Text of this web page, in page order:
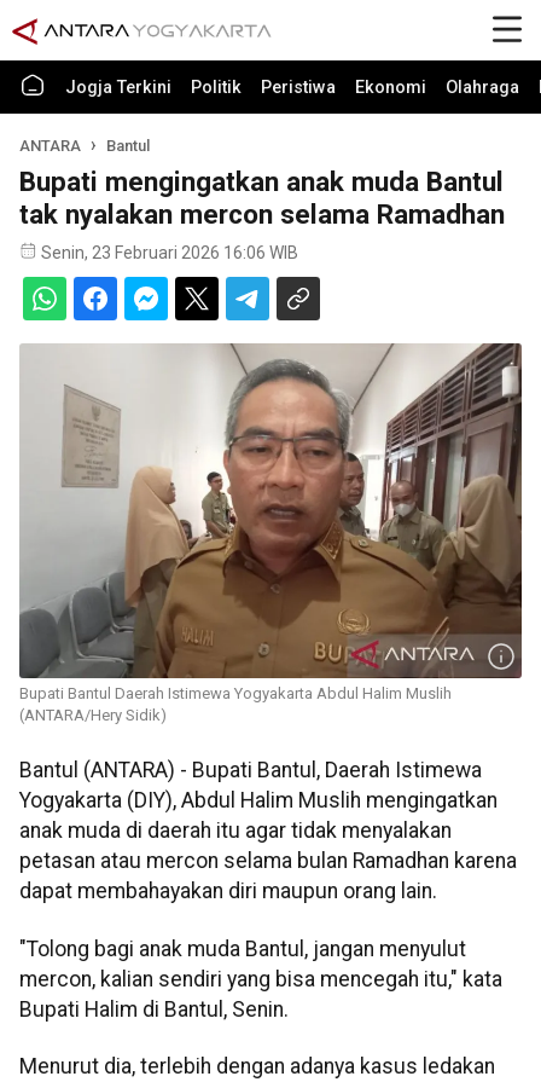
Jogja Terkini Politik Peristiwa Ekonomi Olahraga
ANTARA Bantul
Bupati mengingatkan anak muda Bantul
tak nyalakan mercon selama Ramadhan
Senin, 23 Februari 2026 16:06 WIB
Bupati Bantul Daerah Istimewa Yogyakarta Abdul Halim Muslih
(ANTARA/Hery Sidik)
Bantul (ANTARA) - Bupati Bantul, Daerah Istimewa
Yogyakarta (DIY), Abdul Halim Muslih mengingatkan
anak muda di daerah itu agar tidak menyalakan
petasan atau mercon selama bulan Ramadhan karena
dapat membahayakan diri maupun orang lain.
"Tolong bagi anak muda Bantul, jangan menyulut
mercon, kalian sendiri yang bisa mencegah itu," kata
Bupati Halim di Bantul, Senin.
Menurut dia, terlebih dengan adanya kasus ledakan